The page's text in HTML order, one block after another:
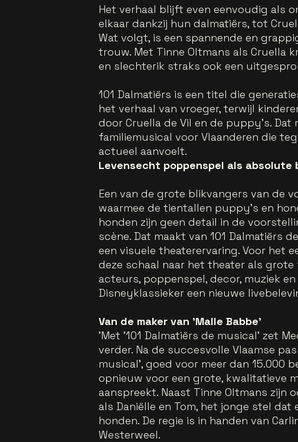
Het verhaal blijft even eenvoudig als
elkaar dankzij hun dalmatiërs, tot
Wat volgt, is een spannende en
trouw. Met Tinne Oltmans als Cruella
en slechterik straks ook een
101 Dalmatiërs is een titel die
het verhaal van vroeger, terwijl
door Cruella de Vil en de puppy’s.
familiemusical voor Vlaanderen die
actueel aanvoelt.
Levensecht poppenspel als absolute
Een van de grote blikvangers van de
waarmee de tientallen puppy’s en
honden zijn geen detail in de
scène. Dat maakt van 101 Dalmatiërs
een visuele theaterervaring. Voor het
deze schaal naar het theater als
acteurs, poppenspel, decor, muziek
Disneyklassieker een nieuwe
Van de maker van 'Malle Babbe'
'Met '101 Dalmatiërs de musical' zet
verder. Na de succesvolle Vlaamse
musical', goed voor meer dan 15.000
opnieuw voor een grote, kwalitatieve
aanspreekt. Naast Tinne Oltmans zijn
als Daniëlle en Tom, het jonge stel
honden. De regie is in handen van
Westerweel.